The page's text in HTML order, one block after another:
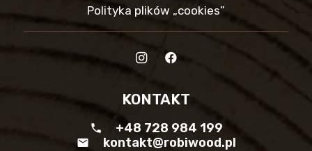
Polityka plików „cookies”
KONTAKT
phone +48 728 984 199
mail kontakt@robiwood.pl